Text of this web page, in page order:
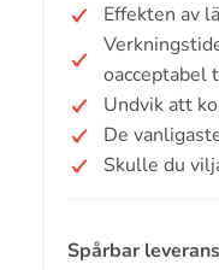
Effekten av
oacceptabel
Undvik att
De
Skulle du
Spårbar leverans